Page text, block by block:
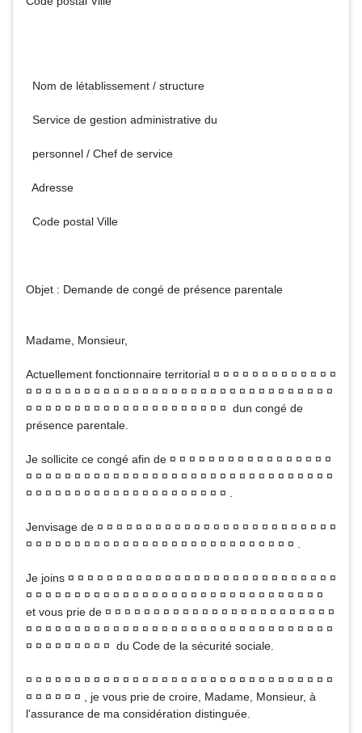
Nom de létablissement / structure
Service de gestion administrative du
personnel / Chef de service
Adresse
Code postal Ville
Objet : Demande de congé de présence parentale
Madame, Monsieur,
Actuellement fonctionnaire territorial ¤ ¤ ¤ ¤ ¤ ¤ ¤ ¤ ¤ ¤ ¤ ¤ ¤
¤ ¤ ¤ ¤ ¤ ¤ ¤ ¤ ¤ ¤ ¤ ¤ ¤ ¤ ¤ ¤ ¤ ¤ ¤ ¤ ¤ ¤ ¤ ¤ ¤ ¤ ¤ ¤ ¤ ¤ ¤ ¤
¤ ¤ ¤ ¤ ¤ ¤ ¤ ¤ ¤ ¤ ¤ ¤ ¤ ¤ ¤ ¤ ¤ ¤ ¤ ¤ ¤ dun congé de
présence parentale.
Je sollicite ce congé afin de ¤ ¤ ¤ ¤ ¤ ¤ ¤ ¤ ¤ ¤ ¤ ¤ ¤ ¤ ¤ ¤ ¤
¤ ¤ ¤ ¤ ¤ ¤ ¤ ¤ ¤ ¤ ¤ ¤ ¤ ¤ ¤ ¤ ¤ ¤ ¤ ¤ ¤ ¤ ¤ ¤ ¤ ¤ ¤ ¤ ¤ ¤ ¤ ¤
¤ ¤ ¤ ¤ ¤ ¤ ¤ ¤ ¤ ¤ ¤ ¤ ¤ ¤ ¤ ¤ ¤ ¤ ¤ ¤ ¤ .
Jenvisage de ¤ ¤ ¤ ¤ ¤ ¤ ¤ ¤ ¤ ¤ ¤ ¤ ¤ ¤ ¤ ¤ ¤ ¤ ¤ ¤ ¤ ¤ ¤ ¤ ¤
¤ ¤ ¤ ¤ ¤ ¤ ¤ ¤ ¤ ¤ ¤ ¤ ¤ ¤ ¤ ¤ ¤ ¤ ¤ ¤ ¤ ¤ ¤ ¤ ¤ ¤ ¤ ¤ .
Je joins ¤ ¤ ¤ ¤ ¤ ¤ ¤ ¤ ¤ ¤ ¤ ¤ ¤ ¤ ¤ ¤ ¤ ¤ ¤ ¤ ¤ ¤ ¤ ¤ ¤ ¤ ¤ ¤
¤ ¤ ¤ ¤ ¤ ¤ ¤ ¤ ¤ ¤ ¤ ¤ ¤ ¤ ¤ ¤ ¤ ¤ ¤ ¤ ¤ ¤ ¤ ¤ ¤ ¤ ¤ ¤ ¤ ¤ ¤
et vous prie de ¤ ¤ ¤ ¤ ¤ ¤ ¤ ¤ ¤ ¤ ¤ ¤ ¤ ¤ ¤ ¤ ¤ ¤ ¤ ¤ ¤ ¤ ¤ ¤
¤ ¤ ¤ ¤ ¤ ¤ ¤ ¤ ¤ ¤ ¤ ¤ ¤ ¤ ¤ ¤ ¤ ¤ ¤ ¤ ¤ ¤ ¤ ¤ ¤ ¤ ¤ ¤ ¤ ¤ ¤ ¤
¤ ¤ ¤ ¤ ¤ ¤ ¤ ¤ ¤ du Code de la sécurité sociale.
¤ ¤ ¤ ¤ ¤ ¤ ¤ ¤ ¤ ¤ ¤ ¤ ¤ ¤ ¤ ¤ ¤ ¤ ¤ ¤ ¤ ¤ ¤ ¤ ¤ ¤ ¤ ¤ ¤ ¤ ¤ ¤
¤ ¤ ¤ ¤ ¤ ¤ , je vous prie de croire, Madame, Monsieur, à
l'assurance de ma considération distinguée.